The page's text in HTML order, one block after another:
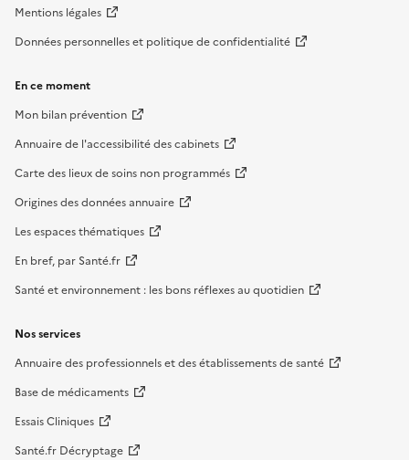
Mentions légales
Données personnelles et politique de confidentialité
En ce moment
Mon bilan prévention
Annuaire de l'accessibilité des cabinets
Carte des lieux de soins non programmés
Origines des données annuaire
Les espaces thématiques
En bref, par Santé.fr
Santé et environnement : les bons réflexes au quotidien
Nos services
Annuaire des professionnels et des établissements de santé
Base de médicaments
Essais Cliniques
Santé.fr Décryptage